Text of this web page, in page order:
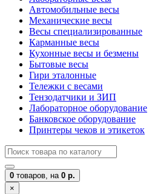
Автомобильные весы
Механические весы
Весы специализированные
Карманные весы
Кухонные весы и безмены
Бытовые весы
Гири эталонные
Тележки с весами
Тензодатчики и ЗИП
Лабораторное оборудование
Банковское оборудование
Принтеры чеков и этикеток
0 товаров, на 0 р.
×